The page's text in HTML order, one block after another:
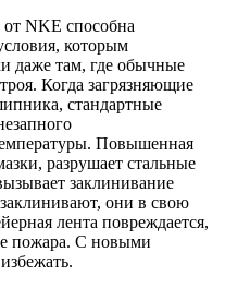
NKE способна
которым
даже там, где обычные
Когда загрязняющие
стандартные
Повышенная
разрушает стальные
заклинивание
они в свою
лента повреждается,
пожара. С новыми